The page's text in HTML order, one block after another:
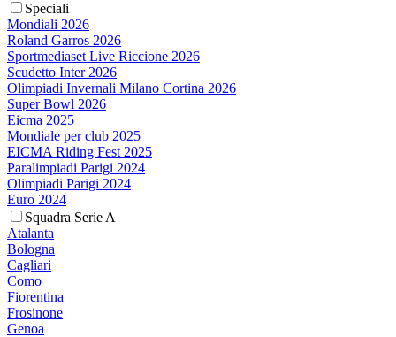
Speciali
Mondiali 2026
Roland Garros 2026
Sportmediaset Live Riccione 2026
Scudetto Inter 2026
Olimpiadi Invernali Milano Cortina 2026
Super Bowl 2026
Eicma 2025
Mondiale per club 2025
EICMA Riding Fest 2025
Paralimpiadi Parigi 2024
Olimpiadi Parigi 2024
Euro 2024
Squadra Serie A
Atalanta
Bologna
Cagliari
Como
Fiorentina
Frosinone
Genoa